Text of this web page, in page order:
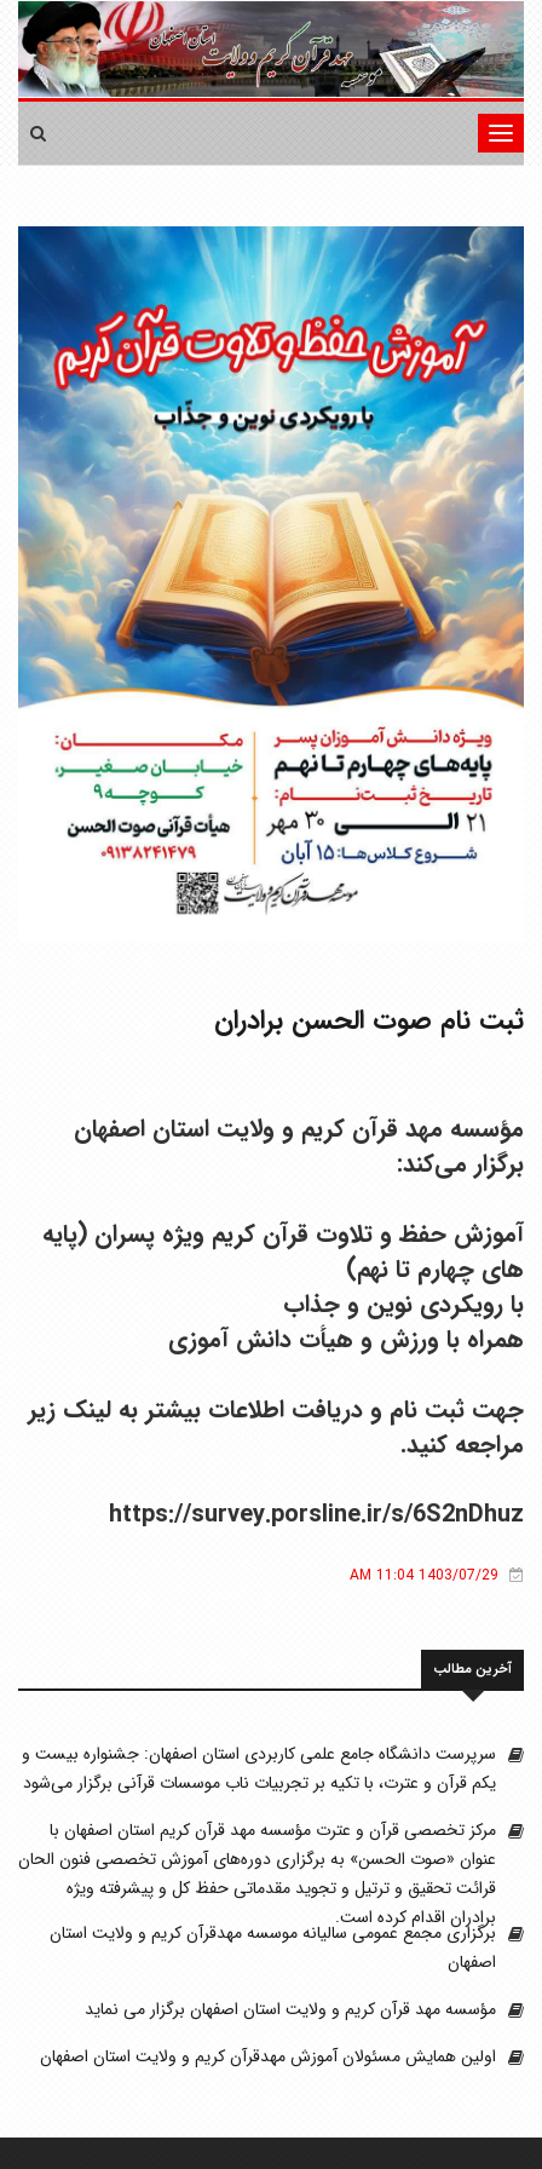
تغییر
وضعیت
ثبت نام صوت الحسن برادران
مؤسسه مهد قرآن کریم و ولایت استان اصفهان
برگزار می‌کند:
آموزش حفظ و تلاوت قرآن کریم ویژه پسران (پایه
های چهارم تا نهم)
با رویکردی نوین و جذاب
همراه با ورزش و هیأت دانش آموزی
جهت ثبت نام و دریافت اطلاعات بیشتر به لینک زیر
مراجعه کنید.
https://survey.porsline.ir/s/6S2nDhuz
1403/07/29 11:04 AM
آخرین مطالب
سرپرست دانشگاه جامع علمی کاربردی استان اصفهان: جشنواره بیست و
یکم قرآن و عترت، با تکیه بر تجربیات ناب موسسات قرآنی برگزار می‌شود
مرکز تخصصی قرآن و عترت مؤسسه مهد قرآن کریم استان اصفهان با
عنوان «صوت الحسن» به برگزاری دوره‌های آموزش تخصصی فنون الحان
قرائت تحقیق و ترتیل و تجوید مقدماتی حفظ کل و پیشرفته ویژه
برادران اقدام کرده است.
برگزاری مجمع عمومی سالیانه موسسه مهدقرآن کریم و ولایت استان
اصفهان
مؤسسه مهد قرآن کریم و ولایت استان اصفهان برگزار می نماید
اولین همایش مسئولان آموزش مهدقرآن کریم و ولایت استان اصفهان